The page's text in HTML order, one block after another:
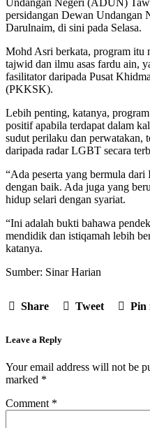
persidangan Dewan Undangan
Darulnaim, di sini pada Selasa.
Mohd Asri berkata, program itu
tajwid dan ilmu asas fardu ain,
fasilitator daripada Pusat
(PKKSK).
Lebih penting, katanya,
positif apabila terdapat dalam
sudut perilaku dan perwatakan,
daripada radar LGBT secara
“Ada peserta yang bermula
dengan baik. Ada juga yang
hidup selari dengan syariat.
“Ini adalah bukti bahawa
mendidik dan istiqamah lebih
katanya.
Sumber: Sinar Harian
Share Tweet Pin
Leave a Reply
Your email address will not be
marked *
Comment *